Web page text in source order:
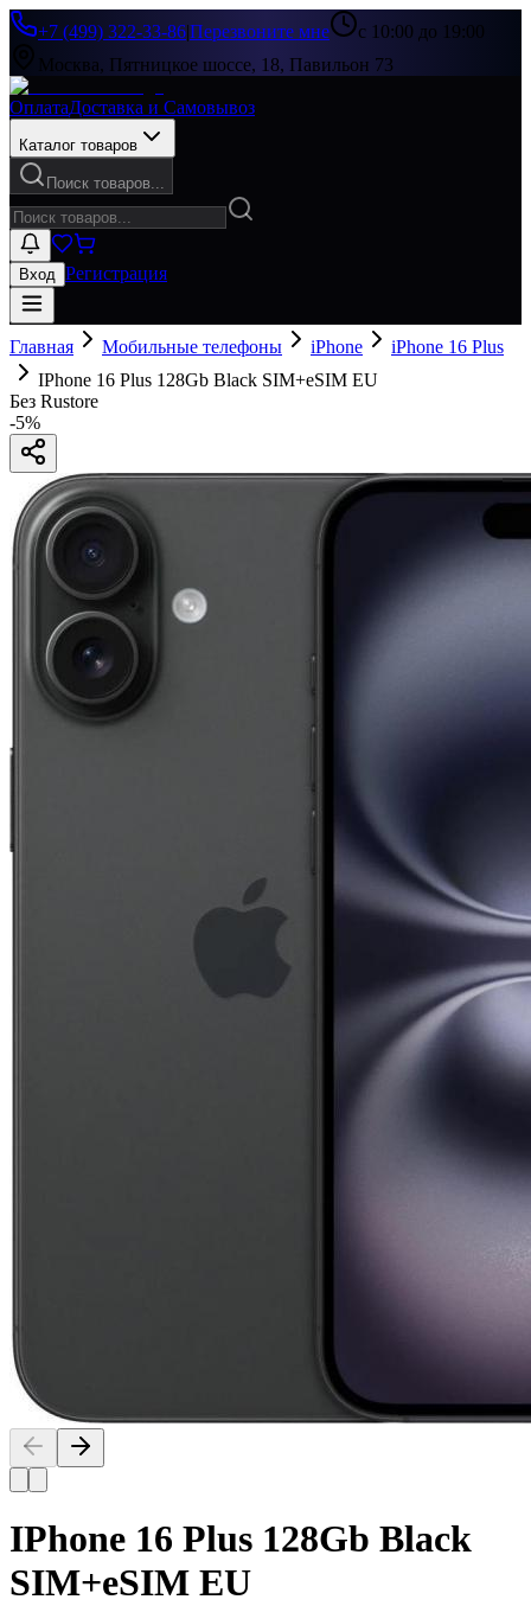
+7 (499) 322-33-86|Перезвоните мне
с 10:00 до 19:00
Москва, Пятницкое шоссе, 18, Павильон 73
ОплатаДоставка и Самовывоз
Каталог товаров
Поиск товаров...
Вход Регистрация
Главная Мобильные телефоны iPhone
iPhone 16 Plus
IPhone 16 Plus 128Gb Black SIM+eSIM EU
Без Rustore
-5%
IPhone 16 Plus 128Gb Black
SIM+eSIM EU